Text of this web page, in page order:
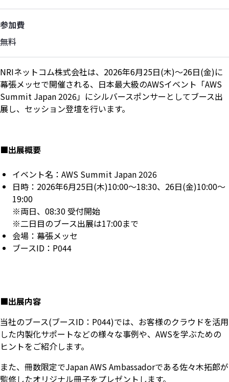
参加費
無料
NRIネットコム株式会社は、2026年6月25日(木)～26日(金)に
幕張メッセで開催される、日本最大級のAWSイベント「AWS
Summit Japan 2026」にシルバースポンサーとしてブース出
展し、セッション登壇を行います。
■出展概要
イベント名：AWS Summit Japan 2026
日時：2026年6月25日(木)10:00～18:30、26日(金)10:00～
19:00
※両日、08:30 受付開始
※二日目のブース出展は17:00まで
会場：幕張メッセ
ブースID：P044
■出展内容
当社のブース(ブースID：P044)では、お客様のクラウドを活用
した内製化サポートなどの様々な事例や、AWSを学ぶための
ヒントをご紹介します。
また、冊数限定でJapan AWS Ambassadorである佐々木拓郎が
監修したオリジナル冊子をプレゼントします。